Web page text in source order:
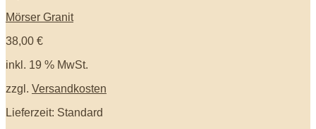
Mörser Granit
38,00 €
inkl. 19 % MwSt.
zzgl. Versandkosten
Lieferzeit: Standard